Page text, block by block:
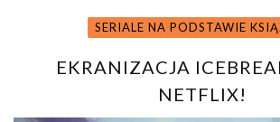
SERIALE NA PODSTAWIE
EKRANIZACJA
NETFLIX!